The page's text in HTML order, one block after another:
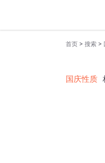
首页 > 搜索 >
国庆性质